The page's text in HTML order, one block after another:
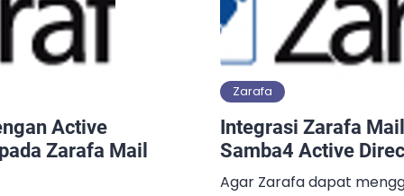
Zimbra dapat […]
Active
Zarafa Mail
Zarafa
Integrasi Zarafa
Samba4 Active
Agar Zarafa dapat